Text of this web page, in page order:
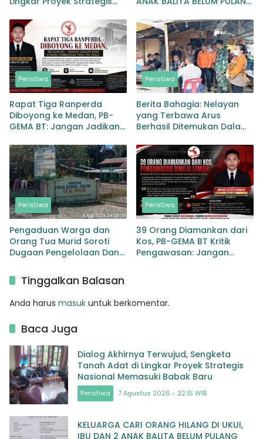
Baru
Peristiwa
Rapat Tiga Ranperda
Diboyong ke Medan, PB-
GEMA BT: Jangan Jadikan
yang Tak Perlu
Peristiwa
Berita Bahagia: Nelayan
yang Terbawa Arus
Berhasil Ditemukan Dalam
Peristiwa
Pengaduan Warga dan
Orang Tua Murid Soroti
Dugaan Pengelolaan Dana
Tapanuli Selatan
Peristiwa
39 Orang Diamankan dari
Kos, PB-GEMA BT Kritik
Pengawasan: Jangan
Tinggalkan Balasan
Anda harus masuk untuk berkomentar.
Baca Juga
Dialog Akhirnya Terwujud, Sengketa
Tanah Adat di Lingkar Proyek Strategis
Nasional Memasuki Babak Baru
Peristiwa 7 Agustus 2026 - 22:15 WIB
KELUARGA CARI ORANG HILANG DI UKUI,
IBU DAN 2 ANAK BALITA BELUM PULANG